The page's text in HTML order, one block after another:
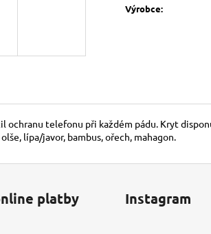
Výrobce:
telefonu při každém pádu. Kryt
lípa/javor, bambus, ořech, mahagon.
platby Instagram